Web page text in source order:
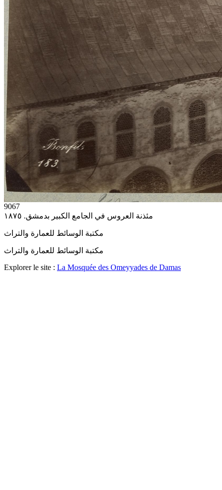
9067
مئذنة العروس في الجامع الكبير بدمشق. ١٨٧٥
مكتبة الوسائط للعمارة والتراث
مكتبة الوسائط للعمارة والتراث
Explorer le site : La Mosquée des Omeyyades de Damas